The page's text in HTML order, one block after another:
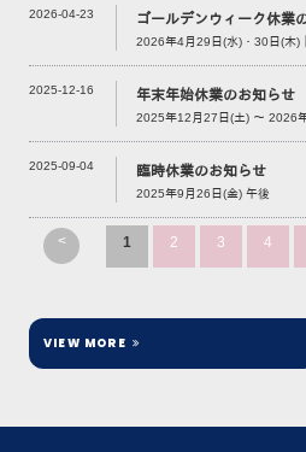
2026-04-23 ゴールデンウィーク休業
2026年4月29日(水)・30日(木)
2025-12-16 年末年始休業のお知らせ
2025年12月27日(土) ～ 2026
2025-09-04 臨時休業のお知らせ
2025年9月26日(金) 午後
< 1 2 3 4
VIEW MORE